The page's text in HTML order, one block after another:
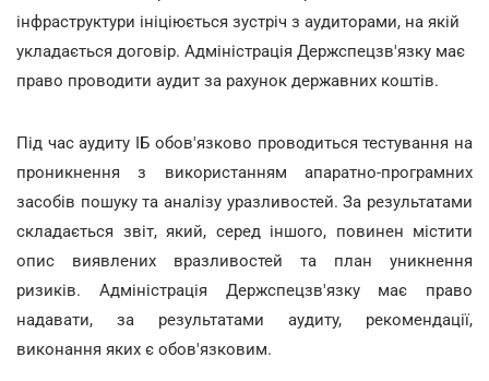
інфраструктури ініціюється зустріч з аудиторами, на якій
укладається договір. Адміністрація Держспецзв'язку має
право проводити аудит за рахунок державних коштів.
Під час аудиту ІБ обов'язково проводиться тестування на
проникнення з використанням апаратно-програмних
засобів пошуку та аналізу уразливостей. За результатами
складається звіт, який, серед іншого, повинен містити
опис виявлених вразливостей та план уникнення
ризиків. Адміністрація Держспецзв'язку має право
надавати, за результатами аудиту, рекомендації,
виконання яких є обов'язковим.